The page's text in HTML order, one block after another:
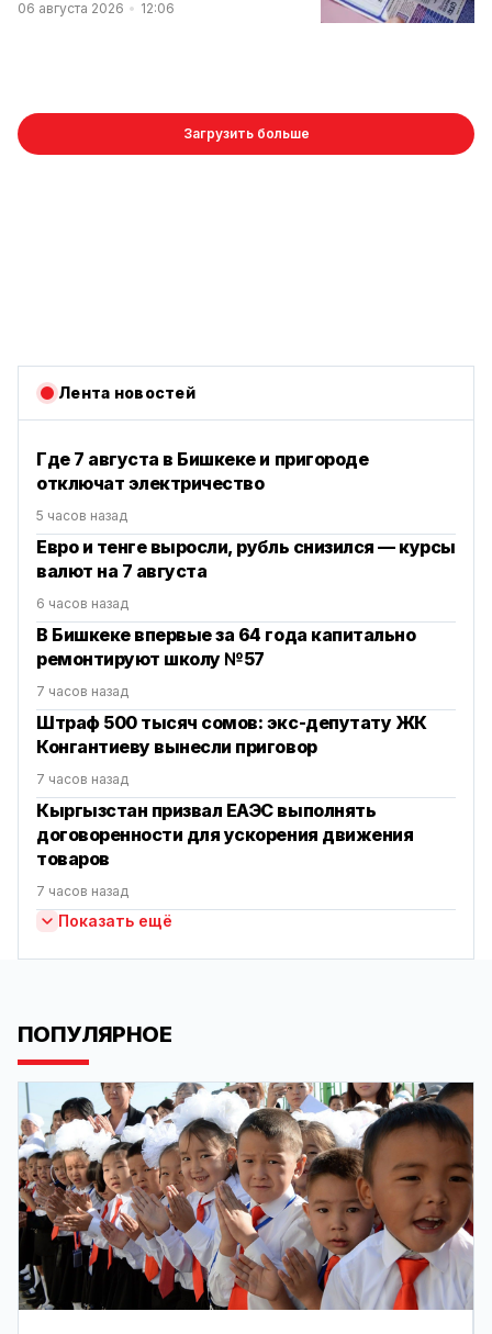
06 августа 2026 12:06
Загрузить больше
Лента новостей
Где 7 августа в Бишкеке и пригороде
отключат электричество
5 часов назад
Евро и тенге выросли, рубль снизился — курсы
валют на 7 августа
6 часов назад
В Бишкеке впервые за 64 года капитально
ремонтируют школу №57
7 часов назад
Штраф 500 тысяч сомов: экс-депутату ЖК
Конгантиеву вынесли приговор
7 часов назад
Кыргызстан призвал ЕАЭС выполнять
договоренности для ускорения движения
товаров
7 часов назад
Показать ещё
ПОПУЛЯРНОЕ